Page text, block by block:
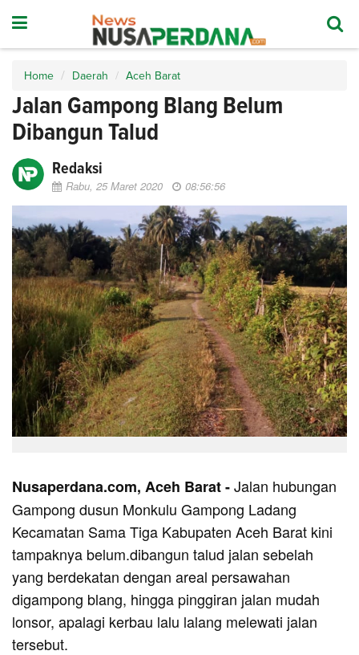
Home Daerah Aceh Barat
Jalan Gampong Blang Belum
Dibangun Talud
Redaksi
Rabu, 25 Maret 2020 08:56:56
Nusaperdana.com, Aceh Barat -Jalan hubungan
Gampong dusun Monkulu Gampong Ladang
Kecamatan Sama Tiga Kabupaten Aceh Barat kini
tampaknya belum.dibangun talud jalan sebelah
yang berdekatan dengan areal persawahan
digampong blang, hingga pinggiran jalan mudah
lonsor, apalagi kerbau lalu lalang melewati jalan
tersebut.